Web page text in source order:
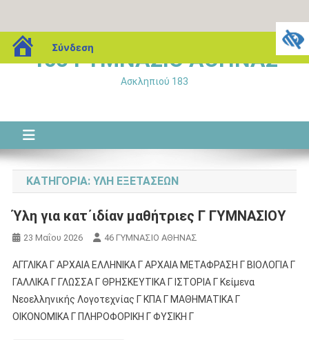
blogs.sch.gr
Σύνδεση
Μεταπηδήστε
στο
46o ΓΥΜΝΑΣΙΟ ΑΘΗΝΑΣ
Ασκληπιού 183
ΚΑΤΗΓΟΡΊΑ: ΎΛΗ ΕΞΕΤΆΣΕΩΝ
Ύλη για κατ΄ιδίαν μαθήτριες Γ ΓΥΜΝΑΣΙΟΥ
23 Μαΐου 2026 46 ΓΥΜΝΑΣΙΟ ΑΘΗΝΑΣ
ΑΓΓΛΙΚΑ Γ ΑΡΧΑΙΑ ΕΛΛΗΝΙΚΑ Γ ΑΡΧΑΙΑ ΜΕΤΑΦΡΑΣΗ Γ ΒΙΟΛΟΓΙΑ Γ
ΓΑΛΛΙΚΑ Γ ΓΛΩΣΣΑ Γ ΘΡΗΣΚΕΥΤΙΚΑ Γ ΙΣΤΟΡΙΑ Γ Κείμενα
Νεοελληνικής Λογοτεχνίας Γ ΚΠΑ Γ ΜΑΘΗΜΑΤΙΚΑ Γ
ΟΙΚΟΝΟΜΙΚΑ Γ ΠΛΗΡΟΦΟΡΙΚΗ Γ ΦΥΣΙΚΗ Γ